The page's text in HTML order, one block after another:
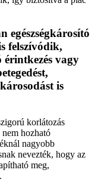
egészségkárosító
felszívódik,
vagy
is
korlátozás
hozható
nagyobb
nevezték, hogy az
meg,